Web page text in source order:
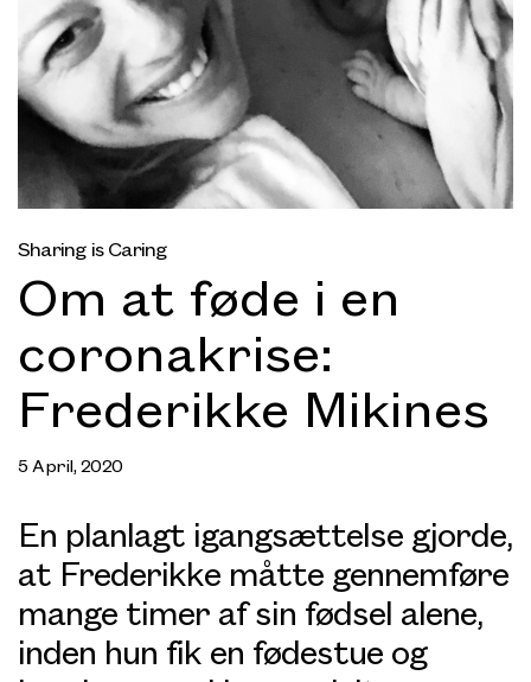
Sharing is Caring
Om at føde i en
coronakrise:
Frederikke Mikines
5 April, 2020
En planlagt igangsættelse gjorde,
at Frederikke måtte gennemføre
mange timer af sin fødsel alene,
inden hun fik en fødestue og